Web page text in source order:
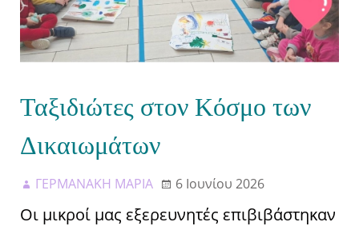
Ταξιδιώτες στον Κόσμο των
Δικαιωμάτων
ΓΕΡΜΑΝΑΚΗ ΜΑΡΙΑ 6 Ιουνίου 2026
Οι μικροί μας εξερευνητές επιβιβάστηκαν